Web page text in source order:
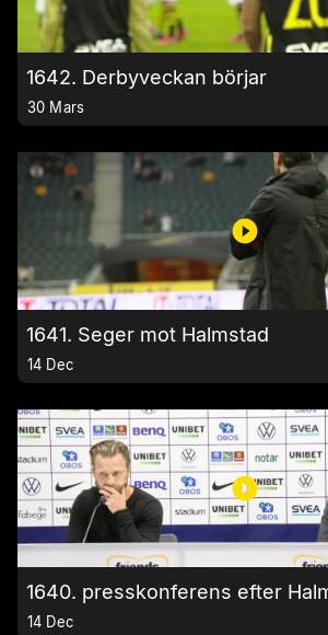
1642. Derbyveckan börjar
30 Mars
1641. Seger mot Halmstad
14 Dec
1640. presskonferens efter
14 Dec